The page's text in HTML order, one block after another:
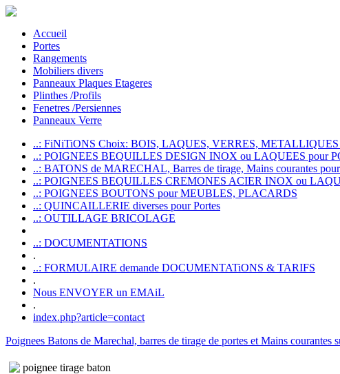
Accueil
Portes
Rangements
Mobiliers divers
Panneaux Plaques Etageres
Plinthes /Profils
Fenetres /Persiennes
Panneaux Verre
..: FiNiTiONS Choix: BOIS, LAQUES, VERRES, METALLIQUES
..: POIGNEES BEQUILLES DESIGN INOX ou LAQUEES pour
..: BATONS de MARECHAL, Barres de tirage, Mains courantes
..: POIGNEES BEQUILLES CREMONES ACIER INOX ou
..: POIGNEES BOUTONS pour MEUBLES, PLACARDS
..: QUINCAILLERIE diverses pour Portes
..: OUTILLAGE BRICOLAGE
..: DOCUMENTATIONS
.
..: FORMULAIRE demande DOCUMENTATiONS & TARIFS
.
Nous ENVOYER un EMAiL
.
index.php?article=contact
Poignees Batons de Marechal, barres de tirage de portes et Mains courantes